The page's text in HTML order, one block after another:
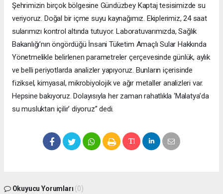
Şehrimizin birçok bölgesine Gündüzbey Kaptaj tesisimizde su
veriyoruz. Doğal bir içme suyu kaynağımız. Ekiplerimiz, 24 saat
sularımızı kontrol altında tutuyor. Laboratuvarımızda, Sağlık
Bakanlığı’nın öngördüğü İnsani Tüketim Amaçlı Sular Hakkında
Yönetmelikle belirlenen parametreler çerçevesinde günlük, aylık
ve belli periyotlarda analizler yapıyoruz. Bunların içerisinde
fiziksel, kimyasal, mikrobiyolojik ve ağır metaller analizleri var.
Hepsine bakıyoruz. Dolayısıyla her zaman rahatlıkla ‘Malatya’da
su musluktan içilir’ diyoruz” dedi.
Okuyucu Yorumları (0)